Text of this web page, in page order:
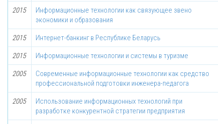
2015
Информационные технологии как связующее звено
экономики и образования
2015 Интернет-банкинг в Республике Беларусь
2015 Информационные технологии и системы в туризме
2005
Современные информационные технологии как средство
профессиональной подготовки инженера-педагога
2005
Использование информационных технологий при
разработке конкурентной стратегии предприятия